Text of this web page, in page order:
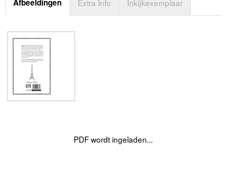
Afbeeldingen Extra Info Inkijkexemplaar
PDF wordt ingeladen...